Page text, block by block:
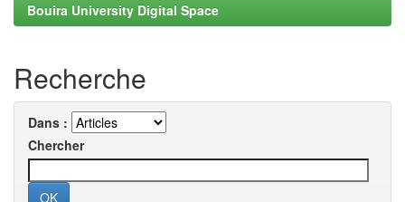
Bouira University Digital Space
Recherche
Dans :
Chercher